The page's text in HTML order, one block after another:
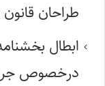
طراحان
ابطال
درخصوص